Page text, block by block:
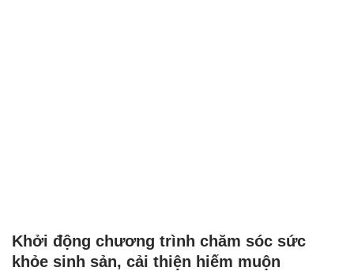
Khởi động chương trình chăm sóc sức
khỏe sinh sản, cải thiện hiếm muộn